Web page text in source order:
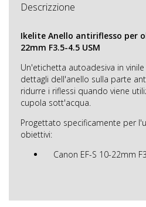
Descrizzione
Ikelite Anello antiriflesso per
22mm F3.5-4.5 USM
Un'etichetta autoadesiva in
dettagli dell'anello sulla parte
ridurre i riflessi quando viene
cupola sott'acqua.
Progettato specificamente per
obiettivi:
Canon EF-S 10-22mm